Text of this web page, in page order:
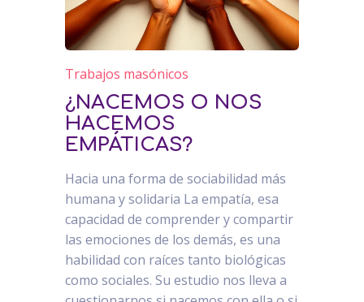
Trabajos masónicos
¿NACEMOS O NOS
HACEMOS
EMPÁTICAS?
Hacia una forma de sociabilidad más
humana y solidaria La empatía, esa
capacidad de comprender y compartir
las emociones de los demás, es una
habilidad con raíces tanto biológicas
como sociales. Su estudio nos lleva a